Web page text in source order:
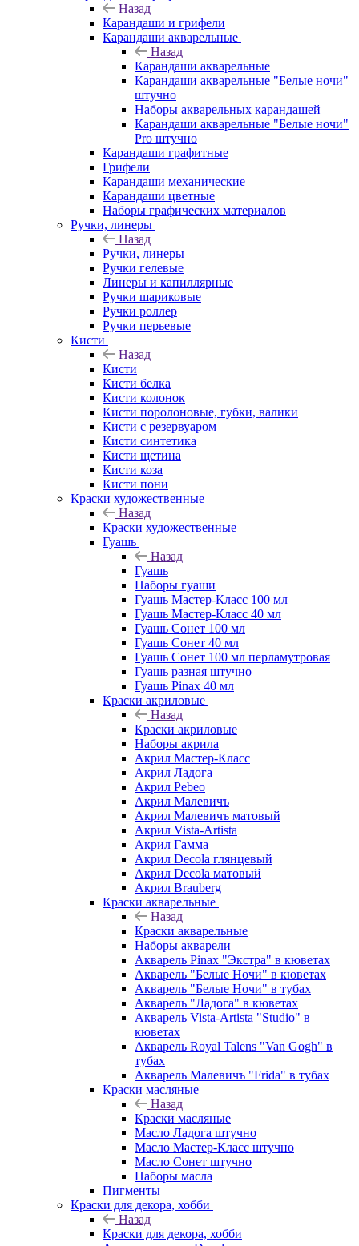
Назад
Карандаши и грифели
Карандаши акварельные
Назад
Карандаши акварельные
Карандаши акварельные "Белые ночи"
штучно
Наборы акварельных карандашей
Карандаши акварельные "Белые ночи"
Pro штучно
Карандаши графитные
Грифели
Карандаши механические
Карандаши цветные
Наборы графических материалов
Ручки, линеры
Назад
Ручки, линеры
Ручки гелевые
Линеры и капиллярные
Ручки шариковые
Ручки роллер
Ручки перьевые
Кисти
Назад
Кисти
Кисти белка
Кисти колонок
Кисти поролоновые, губки, валики
Кисти с резервуаром
Кисти синтетика
Кисти щетина
Кисти коза
Кисти пони
Краски художественные
Назад
Краски художественные
Гуашь
Назад
Гуашь
Наборы гуаши
Гуашь Мастер-Класс 100 мл
Гуашь Мастер-Класс 40 мл
Гуашь Сонет 100 мл
Гуашь Сонет 40 мл
Гуашь Сонет 100 мл перламутровая
Гуашь разная штучно
Гуашь Pinax 40 мл
Краски акриловые
Назад
Краски акриловые
Наборы акрила
Акрил Мастер-Класс
Акрил Ладога
Акрил Pebeo
Акрил Малевичъ
Акрил Малевичъ матовый
Акрил Vista-Artista
Акрил Гамма
Акрил Decola глянцевый
Акрил Decola матовый
Акрил Brauberg
Краски акварельные
Назад
Краски акварельные
Наборы акварели
Акварель Pinax "Экстра" в кюветах
Акварель "Белые Ночи" в кюветах
Акварель "Белые Ночи" в тубах
Акварель "Ладога" в кюветах
Акварель Vista-Artista "Studio" в
кюветах
Акварель Royal Talens "Van Gogh" в
тубах
Акварель Малевичъ "Frida" в тубах
Краски масляные
Назад
Краски масляные
Масло Ладога штучно
Масло Мастер-Класс штучно
Масло Сонет штучно
Наборы масла
Пигменты
Краски для декора, хобби
Назад
Краски для декора, хобби